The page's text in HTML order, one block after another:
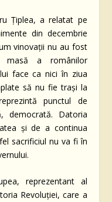
Ţiplea, a relatat pe
din decembrie
vinovaţii nu au fost
masă a românilor
face ca nici în ziua
să nu fie traşi la
punctul de
democrată. Datoria
şi de a continua
sacrificiul nu va fi în
reprezentant al
Revoluţiei, care a